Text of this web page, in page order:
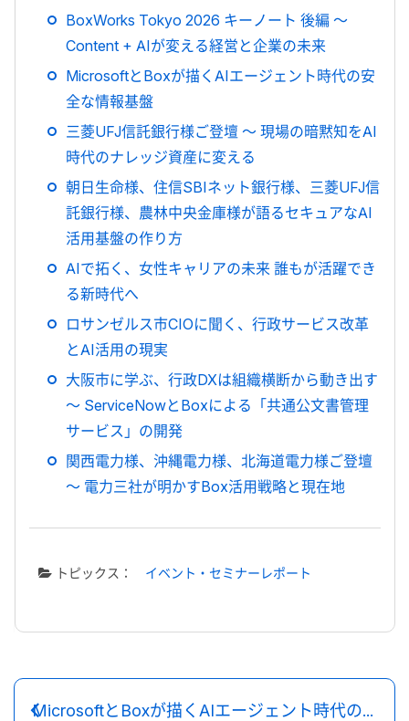
BoxWorks Tokyo 2026 キーノート 後編 ～
Content + AIが変える経営と企業の未来
MicrosoftとBoxが描くAIエージェント時代の安
全な情報基盤
三菱UFJ信託銀行様ご登壇 ～ 現場の暗黙知をAI
時代のナレッジ資産に変える
朝日生命様、住信SBIネット銀行様、三菱UFJ信
託銀行様、農林中央金庫様が語るセキュアなAI
活用基盤の作り方
AIで拓く、女性キャリアの未来 誰もが活躍でき
る新時代へ
ロサンゼルス市CIOに聞く、行政サービス改革
とAI活用の現実
大阪市に学ぶ、行政DXは組織横断から動き出す
～ ServiceNowとBoxによる「共通公文書管理
サービス」の開発
関西電力様、沖縄電力様、北海道電力様ご登壇
～ 電力三社が明かすBox活用戦略と現在地
トピックス： イベント・セミナーレポート
MicrosoftとBoxが描くAIエージェント時代の安全な情報基盤